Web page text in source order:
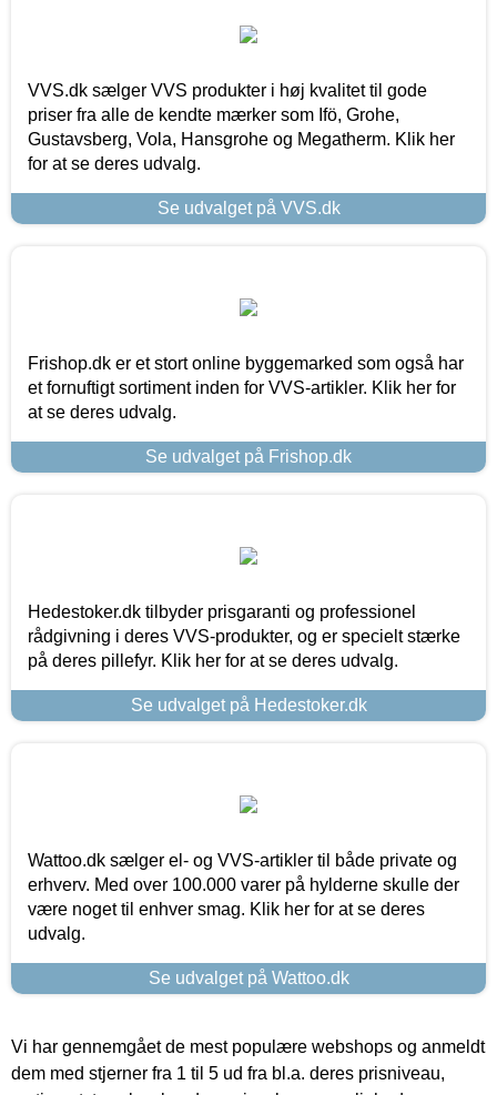
VVS.dk sælger VVS produkter i høj kvalitet til gode
priser fra alle de kendte mærker som Ifö, Grohe,
Gustavsberg, Vola, Hansgrohe og Megatherm. Klik her
for at se deres udvalg.
Se udvalget på VVS.dk
Frishop.dk er et stort online byggemarked som også har
et fornuftigt sortiment inden for VVS-artikler. Klik her for
at se deres udvalg.
Se udvalget på Frishop.dk
Hedestoker.dk tilbyder prisgaranti og professionel
rådgivning i deres VVS-produkter, og er specielt stærke
på deres pillefyr. Klik her for at se deres udvalg.
Se udvalget på Hedestoker.dk
Wattoo.dk sælger el- og VVS-artikler til både private og
erhverv. Med over 100.000 varer på hylderne skulle der
være noget til enhver smag. Klik her for at se deres
udvalg.
Se udvalget på Wattoo.dk
Vi har gennemgået de mest populære webshops og anmeldt
dem med stjerner fra 1 til 5 ud fra bl.a. deres prisniveau,